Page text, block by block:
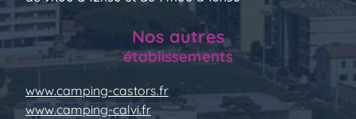
Nos autres
établissements
www.camping-castors.fr
www.camping-calvi.fr